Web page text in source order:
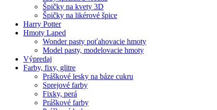
Špičky na kvety 3D
Špičky na likérové špice
Harry Potter
Hmoty Laped
Wonder pasty poťahovacie hmoty
Model pasty, modelovacie hmoty
Výpredaj
Farby, fixy, glitre
Práškové lesky na báze cukru
Sprejové farby
Fixky, perá
Práškové farby